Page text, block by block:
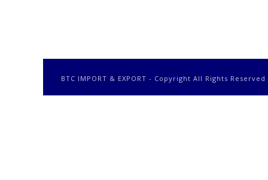
BTC IMPORT & EXPORT - Copyright All Rights Reserved